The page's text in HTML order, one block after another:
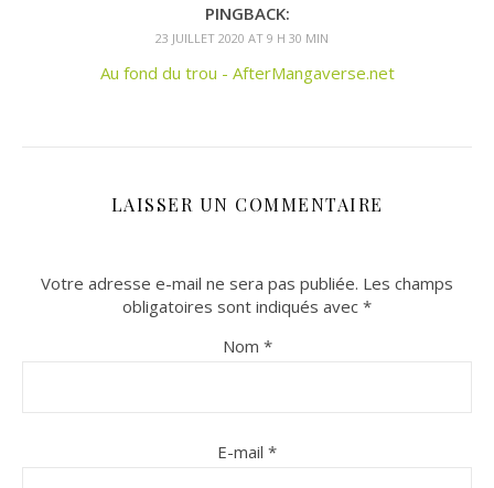
PINGBACK:
23 JUILLET 2020 AT 9 H 30 MIN
Au fond du trou - AfterMangaverse.net
LAISSER UN COMMENTAIRE
Votre adresse e-mail ne sera pas publiée. Les champs
obligatoires sont indiqués avec *
Nom *
E-mail *